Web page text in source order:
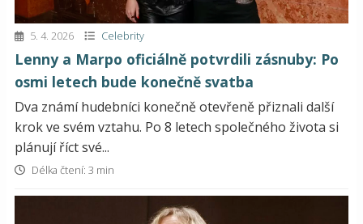
5. 4. 2026 Celebrity
Lenny a Marpo oficiálně potvrdili zásnuby: Po
osmi letech bude konečně svatba
Dva známí hudebníci konečně otevřeně přiznali další
krok ve svém vztahu. Po 8 letech společného života si
plánují říct své...
Délka čtení: 3 min